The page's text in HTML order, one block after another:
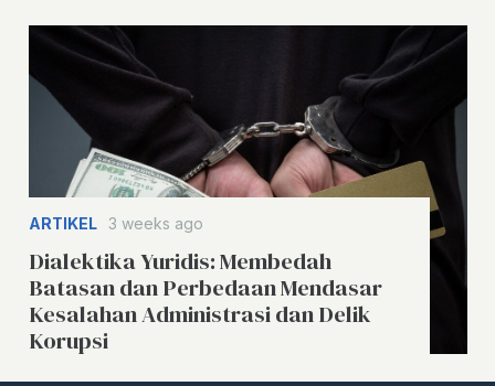
ARTIKEL 3 weeks ago
Dialektika Yuridis: Membedah
Batasan dan Perbedaan Mendasar
Kesalahan Administrasi dan Delik
Korupsi